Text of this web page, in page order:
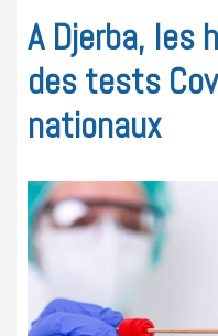
A Djerba, les
des tests
nationaux